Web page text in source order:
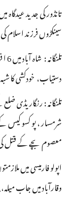
تانڈور کی جدید
سینکڑوں فرزند اسلام
دستیاب، خودکشی کا
تلنگانہ : رنگاریڈی
معصوم بچے کے قتل
وقارآباد میں جاب